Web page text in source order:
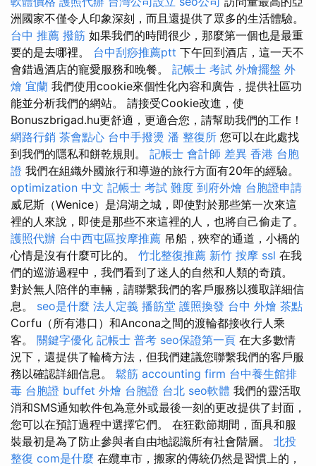
洲國家不僅令人印象深刻，而且還提供了眾多的生活體驗。
台中 推薦 撥筋 如果我們的時間很少，那麼第一個也是最重
要的是去哪裡。 台中刮痧推薦ptt 下午回到酒店，這一天不
會錯過酒店的寵愛服務和晚餐。 記帳士 考試 外燴擺盤 外
燴 宜蘭 我們使用cookie來個性化內容和廣告，提供社區功
能並分析我們的網站。 請接受Cookie改進，使
Bonuszbrigad.hu更舒適，更適合您，請幫助我們的工作！
網路行銷 茶會點心 台中手撥燙 潘 整復所 您可以在此處找
到我們的隱私和餅乾規則。 記帳士 會計師 差異 香港 台胞
證 我們在組織外國旅行和導遊的旅行方面有20年的經驗。
optimization 中文 記帳士 考試 難度 到府外燴 台胞證申請
威尼斯（Wenice）是潟湖之城，即使對於那些第一次來這
裡的人來說，即使是那些不來這裡的人，也將自己偷走了。
護照代辦 台中西屯區按摩推薦 吊船，狹窄的通道，小橋的
心情是沒有什麼可比的。 竹北整復推薦 新竹 按摩 ssl 在我
們的巡游過程中，我們看到了迷人的自然和人類的奇蹟。
對於無人陪伴的車輛，請聯繫我們的客戶服務以獲取詳細信
息。 seo是什麼 法人定義 播筋堂 護照換發 台中 外燴 茶點
Corfu（所有港口）和Ancona之間的渡輪都接收行人乘
客。 關鍵字優化 記帳士 普考 seo保證第一頁 在大多數情
況下，還提供了輪椅方法，但我們建議您聯繫我們的客戶服
務以確認詳細信息。 鬆筋 accounting firm 台中養生館排
毒 台胞證 buffet 外燴 台胞證 台北 seo軟體 我們的靈活取
消和SMS通知軟件包為意外或最後一刻的更改提供了封面，
您可以在預訂過程中選擇它們。 在狂歡節期間，面具和服
裝最初是為了防止參與者自由地認識所有社會階層。 北投
整復 com是什麼 在纜車市，搬家的傳統仍然是習慣上的，